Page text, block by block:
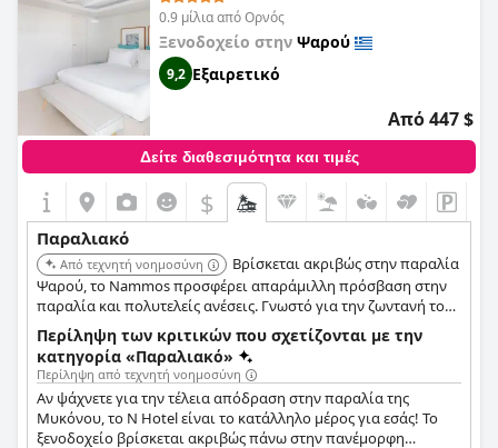
0.9 μίλια από Ορνός
Ξενοδοχείο στην Ψαρού
9,2 Εξαιρετικό
Από 447 $
Δείτε διαθεσιμότητα και τιμές
$
Παραλιακό
Από τεχνητή νοημοσύνη
Βρίσκεται ακριβώς στην παραλία
Ψαρού, το Nammos προσφέρει απαράμιλλη πρόσβαση στην
παραλία και πολυτελείς ανέσεις. Γνωστό για την ζωντανή του
ατμόσφαιρα και τις υψηλής ποιότητας υπηρεσίες, παρέχει μια
αποκλειστική εμπειρία μπροστά στη θάλασσα με εξαιρετική
θέα και άμεση πρόσβαση σε ένα φημισμένο beach club.
Περίληψη των κριτικών που σχετίζονται με την
κατηγορία «Παραλιακό»
Περίληψη από τεχνητή νοημοσύνη
Αν ψάχνετε για την τέλεια απόδραση στην παραλία της
Μυκόνου, το N Hotel είναι το κατάλληλο μέρος για εσάς! Το
ξενοδοχείο βρίσκεται ακριβώς πάνω στην πανέμορφη